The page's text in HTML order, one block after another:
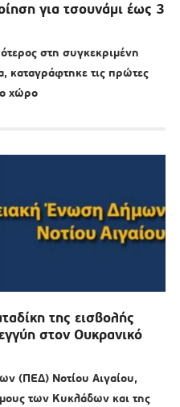
για τσουνάμι έως 3
στη συγκεκριμένη
καταγράφτηκε τις πρώτες
χώρο
της εισβολής
στον Ουκρανικό
(ΠΕΔ) Νοτίου Αιγαίου,
των Κυκλάδων και της